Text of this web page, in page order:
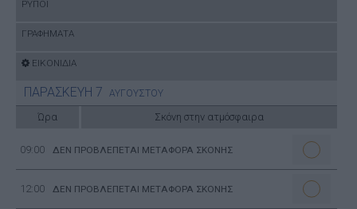
ΡΥΠΟΙ
ΓΡΑΦΗΜΑΤΑ
ΕΙΚΟΝΙΔΙΑ
ΠΑΡΑΣΚΕΥΗ 7 ΑΥΓΟΥΣΤΟΥ
Ώρα Σκόνη στην ατμόσφαιρα
09:00 ΔΕΝ ΠΡΟΒΛΕΠΕΤΑΙ ΜΕΤΑΦΟΡΑ ΣΚΟΝΗΣ
12:00 ΔΕΝ ΠΡΟΒΛΕΠΕΤΑΙ ΜΕΤΑΦΟΡΑ ΣΚΟΝΗΣ